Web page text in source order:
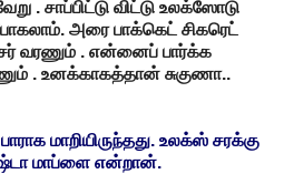
. சாப்பிட்டு விட்டு உலக்ஸோடு
அரை பாக்கெட் சிகரெட்
வரணும் . என்னைப் பார்க்க
. உனக்காகத்தான் சுகுணா..
மாறியிருந்தது. உலக்ஸ் சரக்கு
மாப்ளை என்றான்.